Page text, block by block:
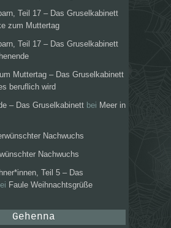
Teil 17 – Das Gruselkabinett
zum Muttertag
Teil 17 – Das Gruselkabinett
Muttertag – Das Gruselkabinett
beruflich wird
– Das Gruselkabinett bei Meer in
Nachwuchs
Nachwuchs
Teil 5 – Das
Faule Weihnachtsgrüße
Gehenna